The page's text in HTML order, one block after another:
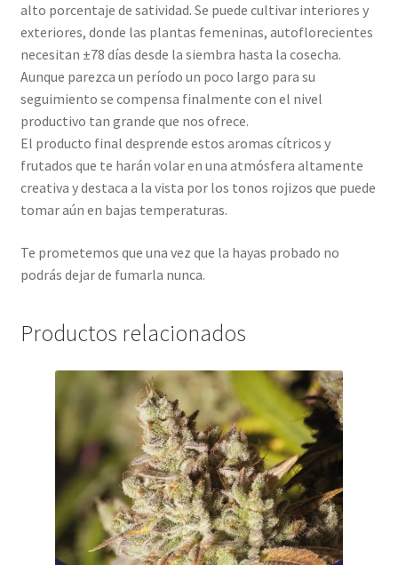
alto porcentaje de satividad. Se puede cultivar interiores y
exteriores, donde las plantas femeninas, autoflorecientes
necesitan ±78 días desde la siembra hasta la cosecha.
Aunque parezca un período un poco largo para su
seguimiento se compensa finalmente con el nivel
productivo tan grande que nos ofrece.
El producto final desprende estos aromas cítricos y
frutados que te harán volar en una atmósfera altamente
creativa y destaca a la vista por los tonos rojizos que puede
tomar aún en bajas temperaturas.
Te prometemos que una vez que la hayas probado no
podrás dejar de fumarla nunca.
Productos relacionados